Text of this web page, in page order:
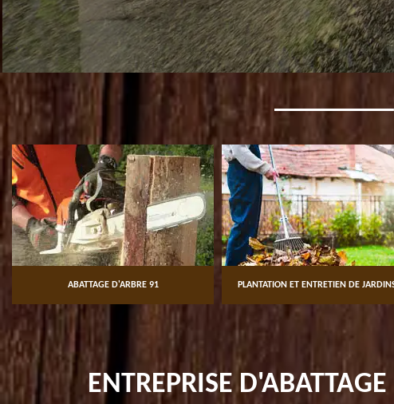
ABATTAGE D'ARBRE 91 PLANTATION ET ENTRETIEN DE
ENTREPRISE